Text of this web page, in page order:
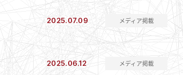
2025.07.09 メディア掲載
2025.06.12 メディア掲載